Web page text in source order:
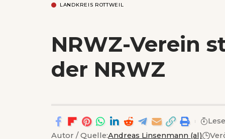
LANDKREIS ROTTWEIL
NRWZ-Verein
der NRWZ
Autor / Quelle:Andreas Linsenmann (al)